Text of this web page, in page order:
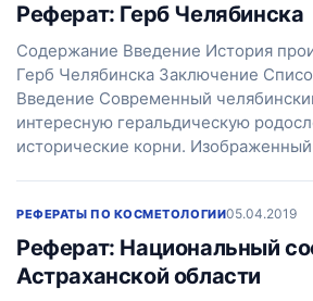
Реферат: Герб Челябинска
Содержание Введение История
Герб Челябинска Заключение
Введение Современный
интересную геральдическую
исторические корни.
РЕФЕРАТЫ ПО КОСМЕТОЛОГИИ05.04.2019
Реферат: Национальный
Астраханской области